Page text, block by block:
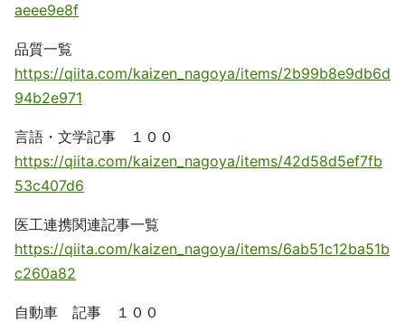
aeee9e8f
品質一覧
https://qiita.com/kaizen_nagoya/items/2b99b8e9db6d
94b2e971
言語・文学記事 １００
https://qiita.com/kaizen_nagoya/items/42d58d5ef7fb
53c407d6
医工連携関連記事一覧
https://qiita.com/kaizen_nagoya/items/6ab51c12ba51b
c260a82
自動車 記事 １００